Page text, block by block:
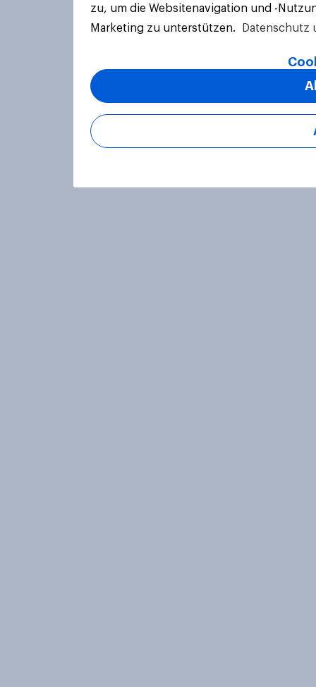
zu, um die Websitenavigation und -
Marketing zu unterstützen.
Datenschutz